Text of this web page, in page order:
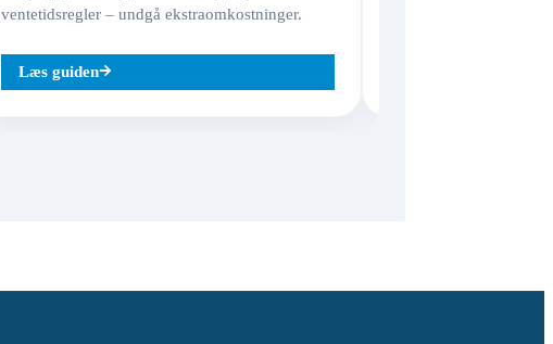
ventetidsregler – undgå ekstraomkostninger.
Læs guiden